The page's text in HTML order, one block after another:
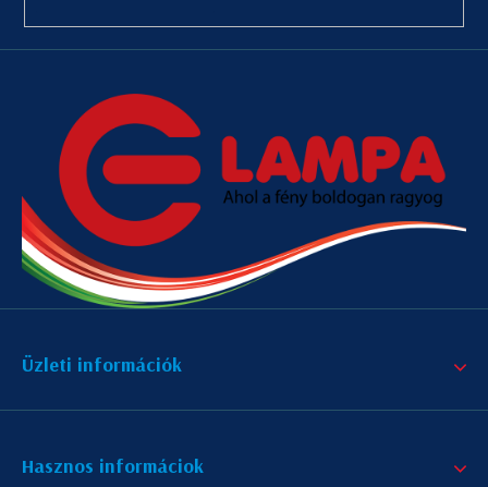
Üzleti információk
Hasznos informáciok